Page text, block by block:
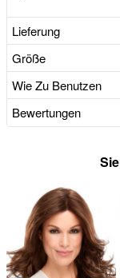
Lieferung
Größe
Wie Zu Benutzen
Bewertungen